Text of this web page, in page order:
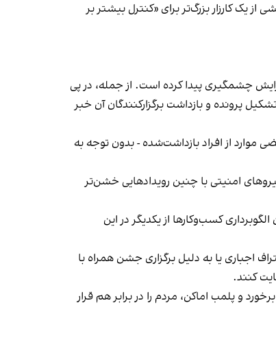
یک کارزار بزرگ‌تر برای «کنترل بیشتر بر
چشمگیری پیدا کرده است. از جمله، در پی
پرونده و بازداشت برگزارکنندگان آن خبر
موارد از افراد بازداشت‌‌شده - بدون توجه به
امنیتی با چنین رویدادهایی خشن‌تر
کسب‌وکارها از یکدیگر در این
اجباری یا به دلیل برگزاری جشن همراه با
کنند.
و پلمب اماکن، مردم را در برابر هم قرار